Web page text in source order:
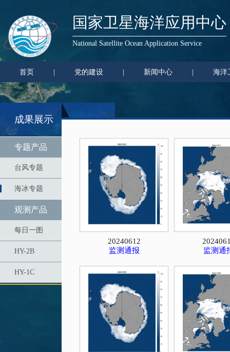
国家卫星海洋应用中心
National Satellite Ocean Application Service
首页 党的建设 新闻中心 海洋
成果展示
专题产品
台风专题
海冰专题
观测产品
每日一图
HY-2B
HY-1C
20240612
监测通报
监测通